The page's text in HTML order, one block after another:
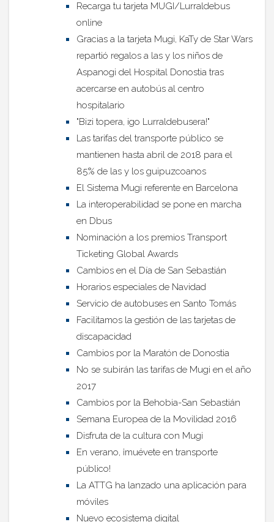
Recarga tu tarjeta MUGI/Lurraldebus
online
Gracias a la tarjeta Mugi, KaTy de Star Wars
repartió regalos a las y los niños de
Aspanogi del Hospital Donostia tras
acercarse en autobús al centro
hospitalario
"Bizi topera, igo Lurraldebusera!"
Las tarifas del transporte público se
mantienen hasta abril de 2018 para el
85% de las y los guipuzcoanos
El Sistema Mugi referente en Barcelona
La interoperabilidad se pone en marcha
en Dbus
Nominación a los premios Transport
Ticketing Global Awards
Cambios en el Día de San Sebastián
Horarios especiales de Navidad
Servicio de autobuses en Santo Tomás
Facilitamos la gestión de las tarjetas de
discapacidad
Cambios por la Maratón de Donostia
No se subirán las tarifas de Mugi en el año
2017
Cambios por la Behobia-San Sebastián
Semana Europea de la Movilidad 2016
Disfruta de la cultura con Mugi
En verano, ¡muévete en transporte
público!
La ATTG ha lanzado una aplicación para
móviles
Nuevo ecosistema digital